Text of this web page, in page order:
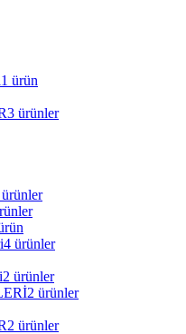
1 ürün
3 ürünler
4 ürünler
2 ürünler
2 ürünler
2 ürünler